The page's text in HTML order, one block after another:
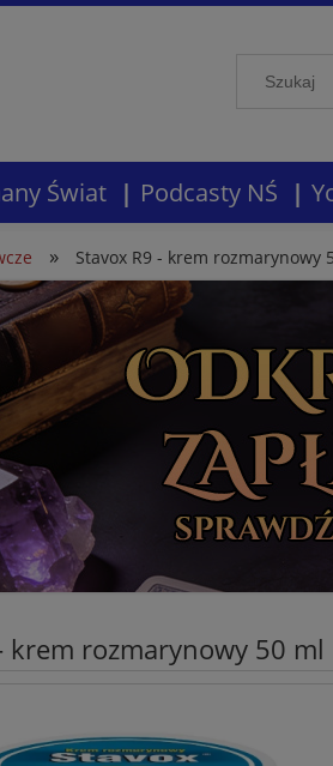
Świat Podcasty NŚ
» Stavox R9 - krem rozmarynowy
krem rozmarynowy 50 ml